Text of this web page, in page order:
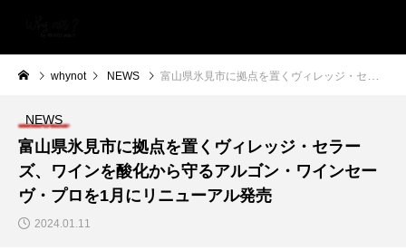
whynot NEWS 富山県氷見市に拠点を置くヴィレッジ・セラーズ、ワインを酸化から守るアルゴン・ワインセーヴ・プロを1月にリニューアル発売
NEWS
富山県氷見市に拠点を置くヴィレッジ・セラー
ズ、ワインを酸化から守るアルゴン・ワインセー
ヴ・プロを1月にリニューアル発売
2024.01.11